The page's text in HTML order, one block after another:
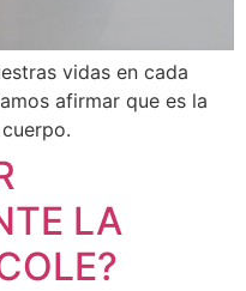
vidas en cada
afirmar que es la
LA